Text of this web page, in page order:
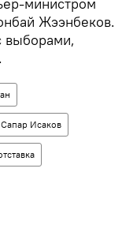
Жээнбеков.
выборами,
Сапар Исаков